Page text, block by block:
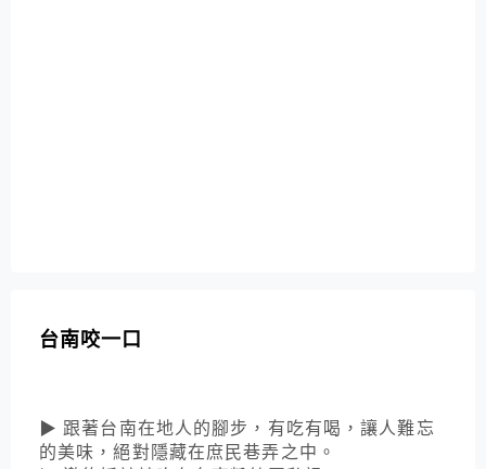
台南咬一口
▶ 跟著台南在地人的腳步，有吃有喝，讓人難忘
的美味，絕對隱藏在庶民巷弄之中。